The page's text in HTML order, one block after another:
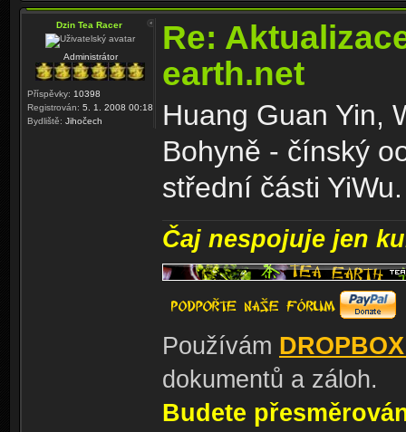
Dzin Tea Racer
Administrátor
Příspěvky: 10398
Registrován: 5. 1. 2008 00:18
Bydliště: Jihočech
Re:
earth.net
Huang Guan Yin,
Bohyně - čínský
střední části YiWu.
Čaj nespojuje jen
Používám
dokumentů a záloh.
Budete